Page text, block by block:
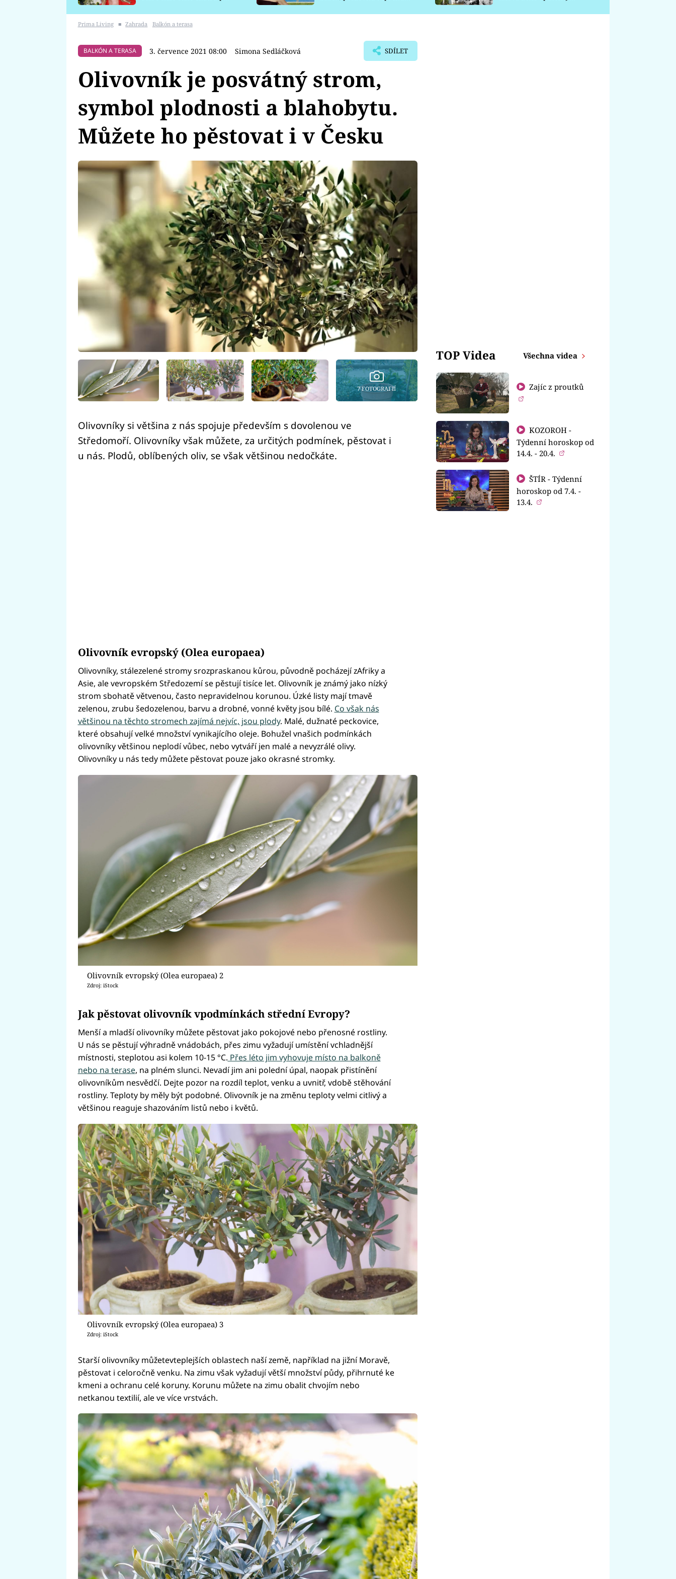
Prima Living ■ Zahrada Balkón a terasa
BALKÓN A TERASA 3. července 2021 08:00 Simona Sedláčková SDÍLET
Olivovník je posvátný strom,
symbol plodnosti a blahobytu.
Můžete ho pěstovat i v Česku
7 FOTOGRAFIÍ
Olivovníky si většina z nás spojuje především s dovolenou ve
Středomoří. Olivovníky však můžete, za určitých podmínek, pěstovat i
u nás. Plodů, oblíbených oliv, se však většinou nedočkáte.
Olivovník evropský (Olea europaea)
Olivovníky, stálezelené stromy srozpraskanou kůrou, původně pocházejí zAfriky a
Asie, ale vevropském Středozemí se pěstují tisíce let. Olivovník je známý jako nízký
strom sbohatě větvenou, často nepravidelnou korunou. Úzké listy mají tmavě
zelenou, zrubu šedozelenou, barvu a drobné, vonné květy jsou bílé. Co však nás
většinou na těchto stromech zajímá nejvíc, jsou plody. Malé, dužnaté peckovice,
které obsahují velké množství vynikajícího oleje. Bohužel vnašich podmínkách
olivovníky většinou neplodí vůbec, nebo vytváří jen malé a nevyzrálé olivy.
Olivovníky u nás tedy můžete pěstovat pouze jako okrasné stromky.
Olivovník evropský (Olea europaea) 2
Zdroj: iStock
Jak pěstovat olivovník vpodmínkách střední Evropy?
Menší a mladší olivovníky můžete pěstovat jako pokojové nebo přenosné rostliny.
U nás se pěstují výhradně vnádobách, přes zimu vyžadují umístění vchladnější
místnosti, steplotou asi kolem 10-15 °C. Přes léto jim vyhovuje místo na balkoně
nebo na terase, na plném slunci. Nevadí jim ani polední úpal, naopak přistínění
olivovníkům nesvědčí. Dejte pozor na rozdíl teplot, venku a uvnitř, vdobě stěhování
rostliny. Teploty by měly být podobné. Olivovník je na změnu teploty velmi citlivý a
většinou reaguje shazováním listů nebo i květů.
Olivovník evropský (Olea europaea) 3
Zdroj: iStock
Starší olivovníky můžetevteplejších oblastech naší země, například na jižní Moravě,
pěstovat i celoročně venku. Na zimu však vyžadují větší množství půdy, přihrnuté ke
kmeni a ochranu celé koruny. Korunu můžete na zimu obalit chvojím nebo
netkanou textilií, ale ve více vrstvách.
TOP Videa Všechna videa
Zajíc z proutků
KOZOROH -
Týdenní horoskop od
14.4. - 20.4.
ŠTÍR - Týdenní
horoskop od 7.4. -
13.4.